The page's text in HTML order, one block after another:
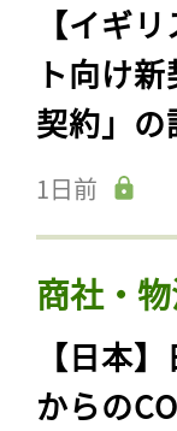
【イギ
ト向け
契約」
1日前
商社・
【日本
からの